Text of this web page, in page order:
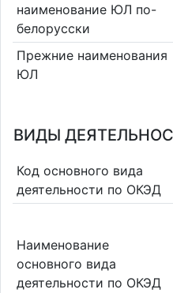
наименование ЮЛ по-
белорусски
Прежние наименования
ЮЛ
ВИДЫ
Код основного вида
деятельности по ОКЭД
Наименование
основного вида
деятельности по ОКЭД